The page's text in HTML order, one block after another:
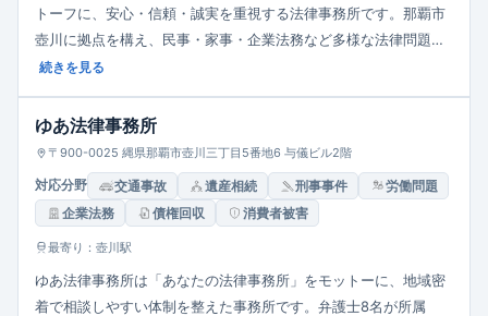
トーフに、安心・信頼・誠実を重視する法律事務所です。那覇市
壺川に拠点を構え、民事・家事・企業法務など多様な法律問題を
取り扱い。顧問契約にも対応し、依頼者の立場に立って最適な解
業日対応の相談も可能です。ロゴは沖縄の空を表すロイヤルブル
ーで、「優しさ」を表現しています。
続きを見る
ゆあ法律事務所
〒900-0025 縄県那覇市壺川三丁目5番地6 与儀ビル2階
対応分野 交通事故 遺産相続 刑事事件
労働問題
企業法務
債権回収 消費者被害
最寄り：壺川駅
ゆあ法律事務所は「あなたの法律事務所」をモットーに、地域密
着で相談しやすい体制を整えた事務所です。弁護士8名が所属